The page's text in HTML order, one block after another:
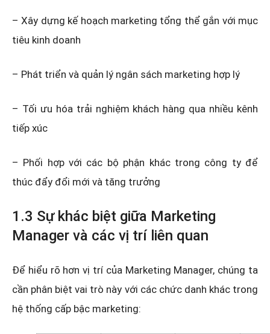
– Xây dựng kế hoạch marketing tổng thể gắn với mục
tiêu kinh doanh
– Phát triển và quản lý ngân sách marketing hợp lý
– Tối ưu hóa trải nghiệm khách hàng qua nhiều kênh
tiếp xúc
– Phối hợp với các bộ phận khác trong công ty để
thúc đẩy đổi mới và tăng trưởng
1.3 Sự khác biệt giữa Marketing
Manager và các vị trí liên quan
Để hiểu rõ hơn vị trí của Marketing Manager, chúng ta
cần phân biệt vai trò này với các chức danh khác trong
hệ thống cấp bậc marketing: